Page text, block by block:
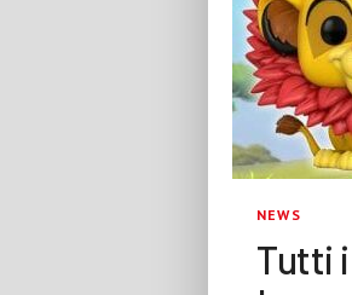
NEWS
Tutti